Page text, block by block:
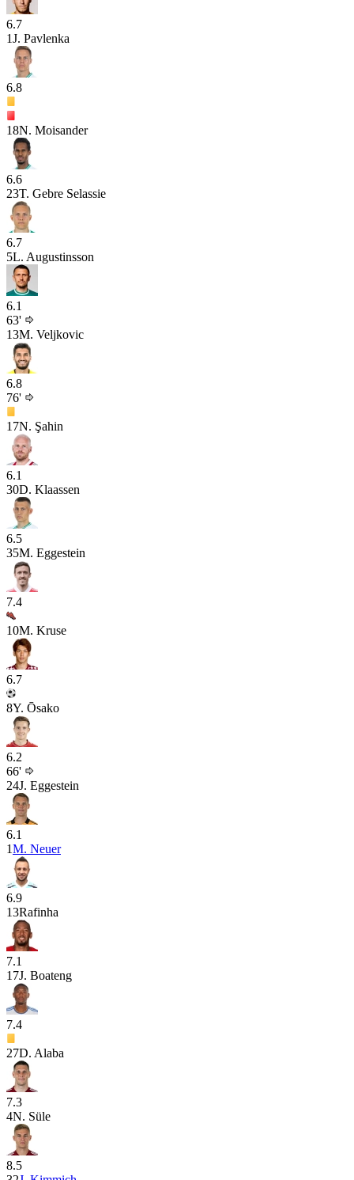
6.7
1J. Pavlenka
6.8
18N. Moisander
6.6
23T. Gebre Selassie
6.7
5L. Augustinsson
6.1
63'
13M. Veljkovic
6.8
76'
17N. Şahin
6.1
30D. Klaassen
6.5
35M. Eggestein
7.4
10M. Kruse
6.7
8Y. Ōsako
6.2
66'
24J. Eggestein
6.1
1M. Neuer
6.9
13Rafinha
7.1
17J. Boateng
7.4
27D. Alaba
7.3
4N. Süle
8.5